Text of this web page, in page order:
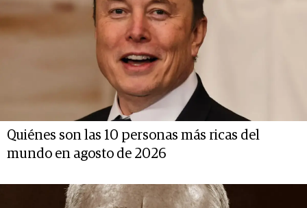
Quiénes son las 10 personas más ricas del
mundo en agosto de 2026